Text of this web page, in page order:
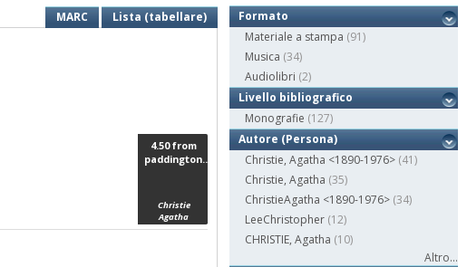
MARC
Lista (tabellare)
4.50 from
paddington...
Christie
Agatha
Formato
Materiale a stampa (91)
Musica (34)
Audiolibri (2)
Livello bibliografico
Monografie (127)
Autore (Persona)
Christie, Agatha <1890-1976> (41)
Christie, Agatha (35)
ChristieAgatha <1890-1976> (34)
LeeChristopher (12)
CHRISTIE, Agatha (10)
Altro...